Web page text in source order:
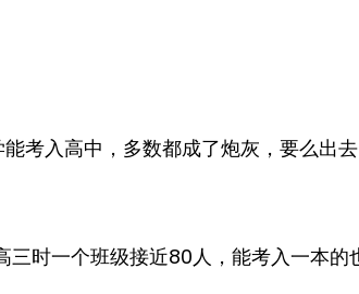
考入高中，多数都成了炮灰，要么出
三时一个班级接近80人，能考入一本